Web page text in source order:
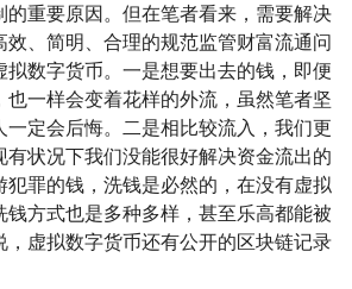
的重要原因。但在笔者看来，需要解决
效、简明、合理的规范监管财富流通问
拟数字货币。一是想要出去的钱，即便
也一样会变着花样的外流，虽然笔者坚
一定会后悔。二是相比较流入，我们更
有状况下我们没能很好解决资金流出的
犯罪的钱，洗钱是必然的，在没有虚拟
钱方式也是多种多样，甚至乐高都能被
，虚拟数字货币还有公开的区块链记录